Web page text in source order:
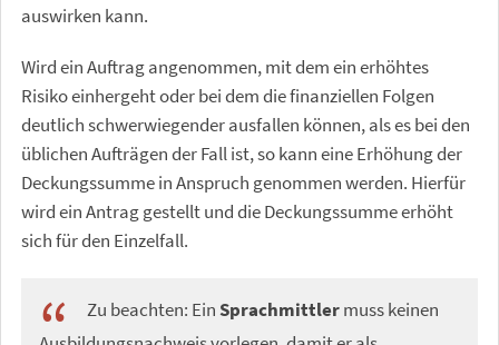
auswirken kann.
Wird ein Auftrag angenommen, mit dem ein erhöhtes
Risiko einhergeht oder bei dem die finanziellen Folgen
deutlich schwerwiegender ausfallen können, als es bei den
üblichen Aufträgen der Fall ist, so kann eine Erhöhung der
Deckungssumme in Anspruch genommen werden. Hierfür
wird ein Antrag gestellt und die Deckungssumme erhöht
sich für den Einzelfall.
Zu beachten: EinSprachmittlermuss keinen